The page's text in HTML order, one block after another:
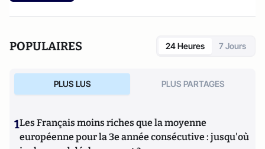
POPULAIRES 24 Heures 7 Jours
PLUS LUS PLUS PARTAGES
1Les Français moins riches que la moyenne
européenne pour la 3e année consécutive : jusqu'où